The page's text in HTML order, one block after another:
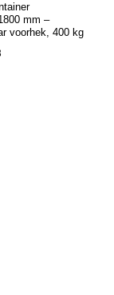
mm –
voorhek, 400 kg